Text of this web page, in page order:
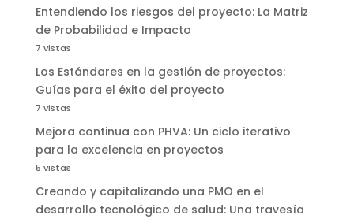
Entendiendo los riesgos del proyecto: La Matriz
de Probabilidad e Impacto
7 vistas
Los Estándares en la gestión de proyectos:
Guías para el éxito del proyecto
7 vistas
Mejora continua con PHVA: Un ciclo iterativo
para la excelencia en proyectos
5 vistas
Creando y capitalizando una PMO en el
desarrollo tecnológico de salud: Una travesía